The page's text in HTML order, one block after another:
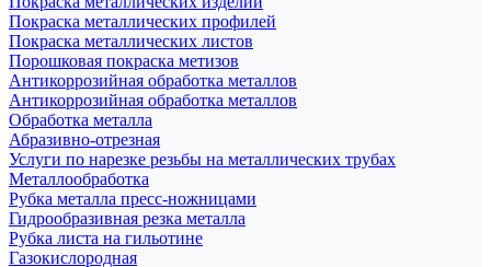
Покраска металлических профилей
Покраска металлических листов
Порошковая покраска метизов
Антикоррозийная обработка металлов
Антикоррозийная обработка металлов
Обработка металла
Абразивно-отрезная
Услуги по нарезке резьбы на металлических трубах
Металлообработка
Рубка металла пресс-ножницами
Гидрообразивная резка металла
Рубка листа на гильотине
Газокислородная